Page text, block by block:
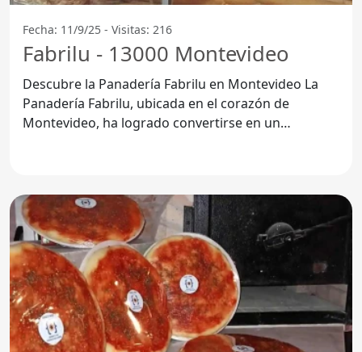
Fecha: 11/9/25 - Visitas: 216
Fabrilu - 13000 Montevideo
Descubre la Panadería Fabrilu en Montevideo La
Panadería Fabrilu, ubicada en el corazón de
Montevideo, ha logrado convertirse en un